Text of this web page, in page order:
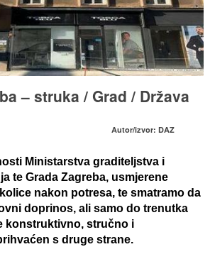
– struka / Grad / Država
Autor/izvor: DAZ
Ministarstva graditeljstva i
te Grada Zagreba, usmjerene
nakon potresa, te smatramo da
doprinos, ali samo do trenutka
konstruktivno, stručno i
s druge strane.